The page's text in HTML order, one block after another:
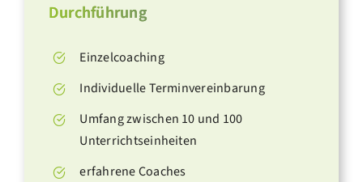
Durchführung
Einzelcoaching
Individuelle Terminvereinbarung
Umfang zwischen 10 und 100
Unterrichtseinheiten
erfahrene Coaches